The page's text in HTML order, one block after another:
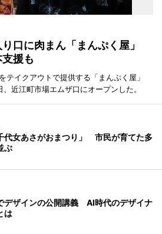
口に肉まん「まんぷく屋」
援も
テイクアウトで提供する「まんぷく屋」
、近江町市場エムザ口にオープンした。
代女あさがおまつり」 市民が育てた多
ぶ
デザインの公開講義 AI時代のデザイナ
は